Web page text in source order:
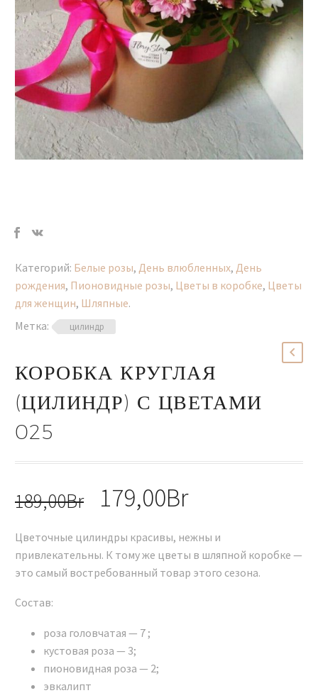
Категорий: Белые розы, День влюбленных, День
рождения, Пионовидные розы, Цветы в коробке, Цветы
для женщин, Шляпные.
Метка:
цилиндр
КОРОБКА КРУГЛАЯ
(ЦИЛИНДР) С ЦВЕТАМИ
025
189,00Br
Первоначальная
составляла
189,00Br.
179,00BrТекущая
179,00Br.
Цветочные цилиндры красивы, нежны и
привлекательны. К тому же цветы в шляпной коробке —
это самый востребованный товар этого сезона.
Состав:
роза головчатая — 7 ;
кустовая роза — 3;
пионовидная роза — 2;
эвкалипт